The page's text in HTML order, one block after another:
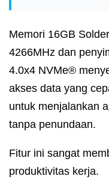
Memori 16GB
4266MHz dan
4.0x4 NVMe®
akses data yang
untuk menjalankan
tanpa penundaan.
Fitur ini sangat
produktivitas kerja.